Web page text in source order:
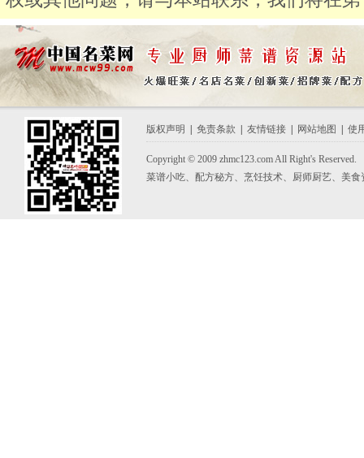
版权声明 免责条款 友情链接 网站地图 使
Copyright © 2009 zhmc123.com All Right's Reserved.
菜谱小吃、配方秘方、烹饪技术、厨师厨艺、美